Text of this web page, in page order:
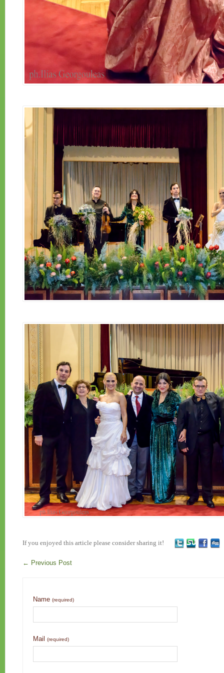
If you enjoyed this article please consider sharing it!
← Previous Post
Name (required)
Mail (required)